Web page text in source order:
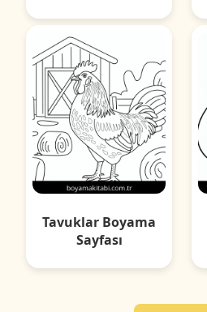
Tavuklar Boyama
Sayfası